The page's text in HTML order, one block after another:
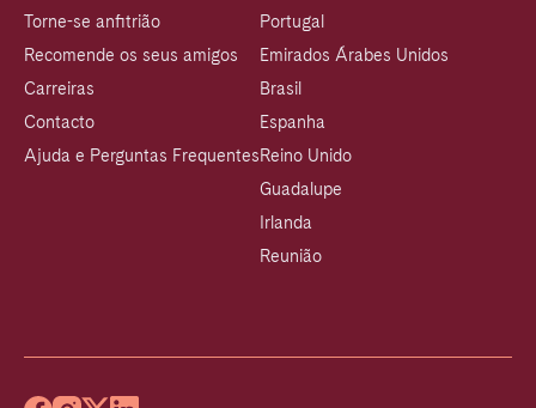
Torne-se anfitrião
Recomende os seus amigos
Carreiras
Contacto
Ajuda e Perguntas Frequentes
Portugal
Emirados Árabes Unidos
Brasil
Espanha
Reino Unido
Guadalupe
Irlanda
Reunião